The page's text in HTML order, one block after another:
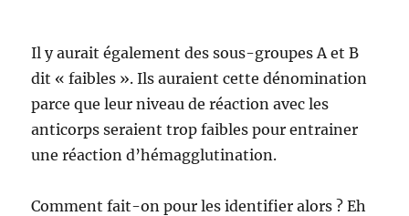
Il y aurait également des sous-groupes A et B
dit « faibles ». Ils auraient cette dénomination
parce que leur niveau de réaction avec les
anticorps seraient trop faibles pour entrainer
une réaction d’hémagglutination.
Comment fait-on pour les identifier alors ? Eh